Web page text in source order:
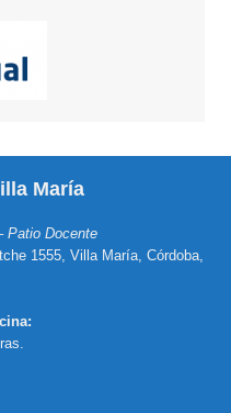
María
Patio Docente
1555, Villa María, Córdoba,